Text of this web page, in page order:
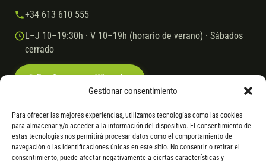
Gestionar consentimiento
Para ofrecer las mejores experiencias, utilizamos tecnologías como las cookies
para almacenar y/o acceder a la información del dispositivo. El consentimiento de
estas tecnologías nos permitirá procesar datos como el comportamiento de
navegación o las identificaciones únicas en este sitio. No consentir o retirar el
consentimiento, puede afectar negativamente a ciertas características y
+34 613 610 555
L–J 10–19:30h · V 10–19h (horario de verano) · Sábados
cerrado
© 2026 Ebike.esAviso legal Política de cookies
VISA Mastercard Transferencia Cofidis